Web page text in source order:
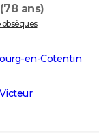
(78 ans)
en-Cotentin